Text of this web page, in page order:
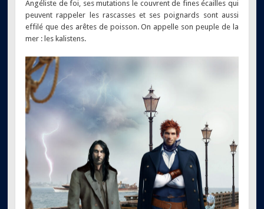
Angéliste de foi, ses mutations le couvrent de fines écailles qui
peuvent rappeler les rascasses et ses poignards sont aussi
effilé que des arêtes de poisson. On appelle son peuple de la
mer : les kalistens.